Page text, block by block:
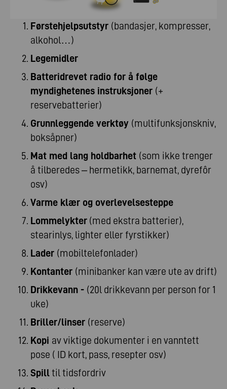
Førstehjelpsutstyr (bandasjer, kompresser,
alkohol…)
Legemidler
Batteridrevet radio for å følge
myndighetenes instruksjoner (+
reservebatterier)
Grunnleggende verktøy (multifunksjonskniv,
boksåpner)
Mat med lang holdbarhet (som ikke trenger
å tilberedes – hermetikk, barnemat, dyrefôr
osv)
Varme klær og overlevelsesteppe
Lommelykter (med ekstra batterier),
stearinlys, lighter eller fyrstikker)
Lader (mobiltelefonlader)
Kontanter (minibanker kan være ute av drift)
Drikkevann - (20l drikkevann per person for 1
uke)
Briller/linser (reserve)
Kopi av viktige dokumenter i en vanntett
pose ( ID kort, pass, resepter osv)
Spilltil tidsfordriv